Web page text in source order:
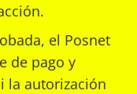
el Posnet
de pago y
la autorización